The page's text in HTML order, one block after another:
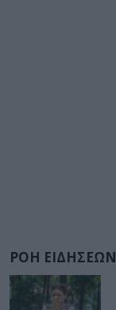
ΡΟΗ ΕΙΔΗΣΕΩΝ